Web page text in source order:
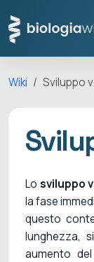
Wiki Sviluppo
Lo sviluppo
la fase
questo
lunghezza,
aumento